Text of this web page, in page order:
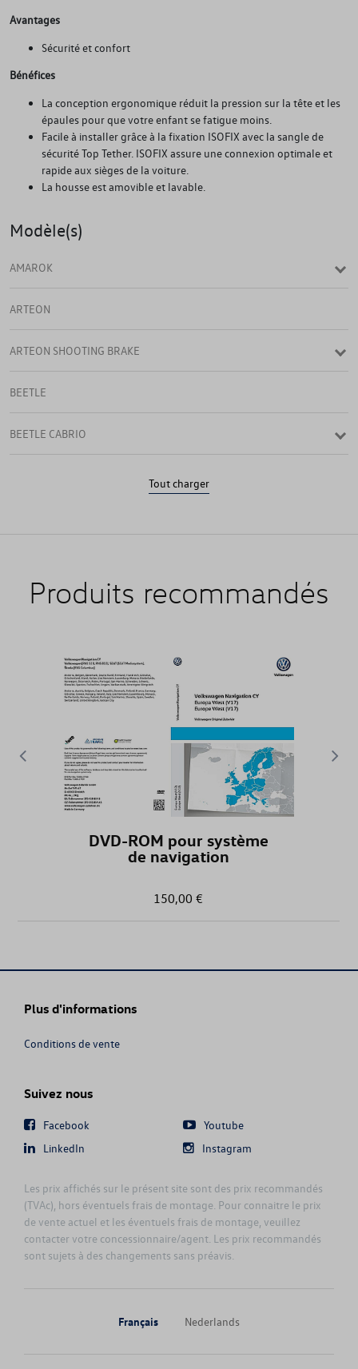
Avantages
Sécurité et confort
Bénéfices
La conception ergonomique réduit la pression sur la tête et les
épaules pour que votre enfant se fatigue moins.
Facile à installer grâce à la fixation ISOFIX avec la sangle de
sécurité Top Tether. ISOFIX assure une connexion optimale et
rapide aux sièges de la voiture.
La housse est amovible et lavable.
Modèle(s)
AMAROK
ARTEON
ARTEON SHOOTING BRAKE
BEETLE
BEETLE CABRIO
CADDY CARGO
CARAVELLE
EOS
GOLF (UNIQUEMENT DE STOCK)
GOLF VARIANT
GOLF VARIANT (UNIQUEMENT DE ST
ID. BUZZ CARGO
ID.3
ID.4
ID.5
Tout charger
Produits recommandés
DVD-ROM pour système
de navigation
150,00 €
Plus d'informations
Conditions de vente
Suivez nous
Facebook
Youtube
LinkedIn
Instagram
Les prix affichés sur le présent site sont des prix recommandés
(TVAc), hors éventuels frais de montage. Pour connaitre le prix
de vente actuel et les éventuels frais de montage, veuillez
contacter votre concessionnaire/agent. Les prix recommandés
sont sujets à des changements sans préavis.
Français Nederlands